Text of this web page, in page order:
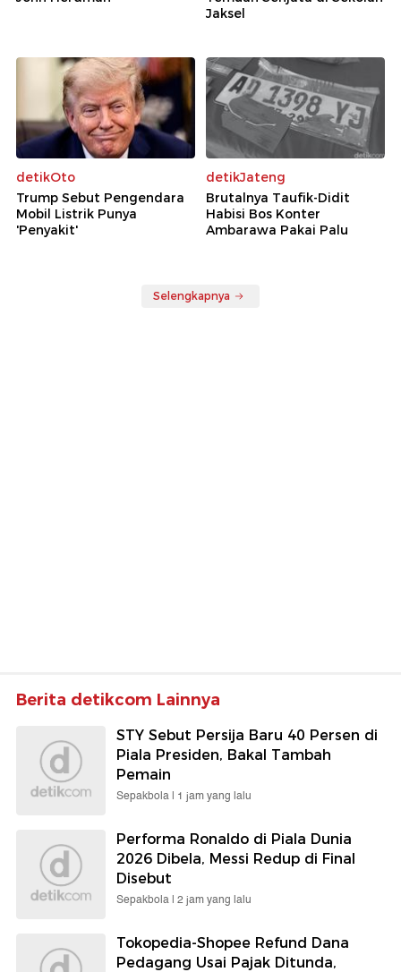
Jaksel
detikOto
Trump Sebut Pengendara
Mobil Listrik Punya
'Penyakit'
detikJateng
Brutalnya Taufik-Didit
Habisi Bos Konter
Ambarawa Pakai Palu
Selengkapnya
Berita detikcom Lainnya
STY Sebut Persija Baru 40 Persen di
Piala Presiden, Bakal Tambah
Pemain
Sepakbola | 1 jam yang lalu
Performa Ronaldo di Piala Dunia
2026 Dibela, Messi Redup di Final
Disebut
Sepakbola | 2 jam yang lalu
Tokopedia-Shopee Refund Dana
Pedagang Usai Pajak Ditunda,